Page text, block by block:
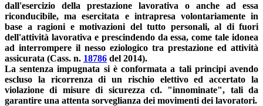
dall'esercizio della prestazione lavorativa o anche ad essa
riconducibile, ma esercitata e intrapresa volontariamente in
base a ragioni e motivazioni del tutto personali, al di fuori
dell'attività lavorativa e prescindendo da essa, come tale idonea
ad interrompere il nesso eziologico tra prestazione ed attività
assicurata (Cass. n. 18786 del 2014).
La sentenza impugnata si è conformata a tali principi avendo
escluso la ricorrenza di un rischio elettivo ed accertato la
violazione di misure di sicurezza cd. "innominate", tali da
garantire una attenta sorveglianza dei movimenti dei lavoratori.